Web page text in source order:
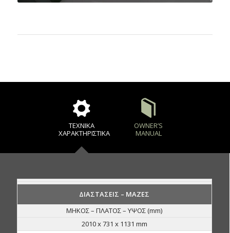
ΤΕΧΝΙΚΆ
ΧΑΡΑΚΤΗΡΙΣΤΙΚΆ
OWNER’S
MANUAL
ΔΙΑΣΤΑΣΕΙΣ – ΜΑΖΕΣ
ΜΗΚΟΣ – ΠΛΑΤΟΣ – ΥΨΟΣ (mm)
2010 x 731 x 1131 mm